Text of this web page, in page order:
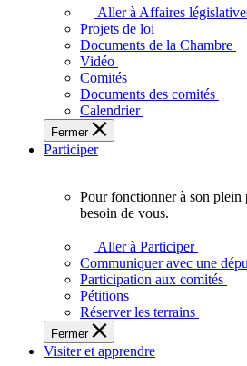
adopte
touchent
des
Ontariennes
et
Aller à Affaires
Projets de loi
Documents de la Chambre
Vidéo
Comités
Documents des comités
Calendrier
Fermer
Participer
plein
potentiel,
l'Assemblée
a
besoin
de
Pour fonctionner à son plein
besoin de vous.
Aller à Participer
Communiquer avec une
Participation aux comités
Pétitions
Réserver les terrains
Fermer
Visiter et apprendre